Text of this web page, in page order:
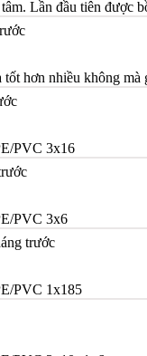
Lần đầu tiên được
hơn nhiều không mà
PVC 3x16
PVC 3x6
trước
PVC 1x185